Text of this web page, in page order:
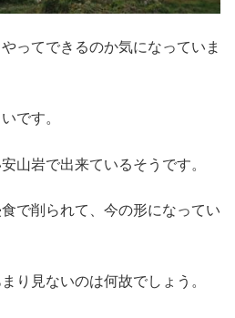
ってできるのか気になっていま
です。
山岩で出来ているそうです。
で削られて、今の形になってい
り見ないのは何故でしょう。